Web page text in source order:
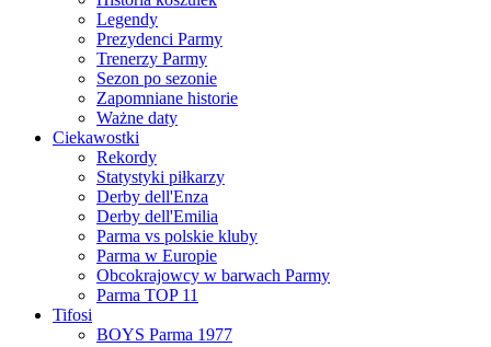
Legendy
Prezydenci Parmy
Trenerzy Parmy
Sezon po sezonie
Zapomniane historie
Ważne daty
Ciekawostki
Rekordy
Statystyki piłkarzy
Derby dell'Enza
Derby dell'Emilia
Parma vs polskie kluby
Parma w Europie
Obcokrajowcy w barwach Parmy
Parma TOP 11
Tifosi
BOYS Parma 1977